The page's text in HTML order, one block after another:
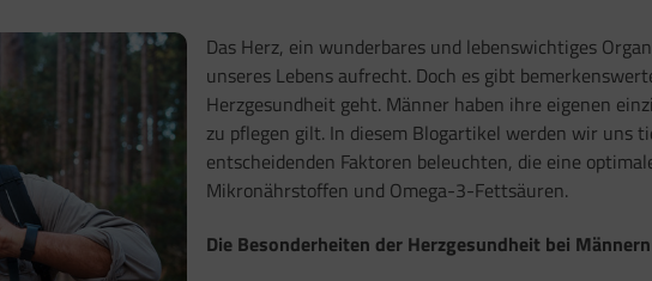
Das Herz, ein wunderbares und lebenswichtiges
unseres Lebens aufrecht. Doch es gibt
Herzgesundheit geht. Männer haben ihre eigenen
zu pflegen gilt. In diesem Blogartikel werden wir uns
entscheidenden Faktoren beleuchten, die eine
Mikronährstoffen und Omega-3-Fettsäuren.
Die Besonderheiten der Herzgesundheit bei Männern